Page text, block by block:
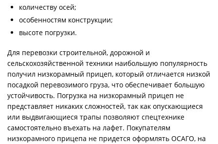
количеству осей;
особенностям конструкции;
высоте погрузки.
Для перевозки строительной, дорожной и
сельскохозяйственной техники наибольшую популярность
получил низкорамный прицеп, который отличается низкой
посадкой перевозимого груза, что обеспечивает большую
устойчивость. Погрузка на низкорамный прицеп не
представляет никаких сложностей, так как опускающиеся
или выдвигающиеся трапы позволяют спецтехнике
самостоятельно въехать на лафет. Покупателям
низкорамного прицепа не придется оформлять ОСАГО, на